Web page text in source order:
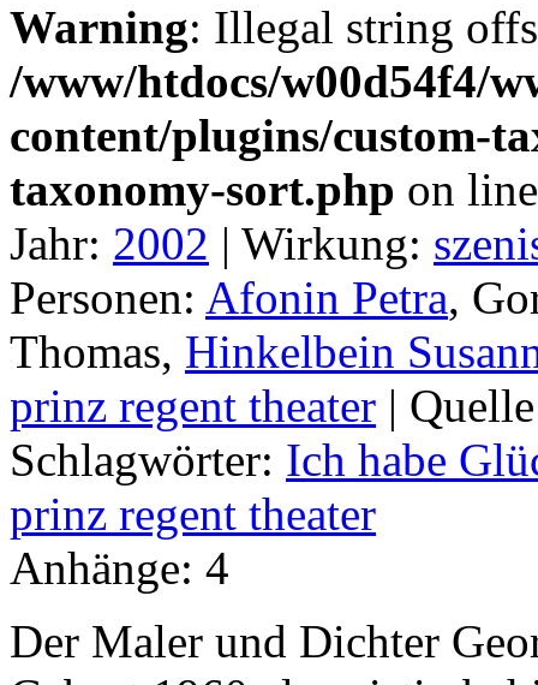
Warning: Illegal string
/www/htdocs/w00d54f4/
content/plugins/custom-
taxonomy-sort.php on
Jahr: 2002 | Wirkung:
Personen: Afonin Petra,
Thomas, Hinkelbein
prinz regent theater |
Schlagwörter: Ich habe
prinz regent theater
Anhänge: 4
Der Maler und Dichter